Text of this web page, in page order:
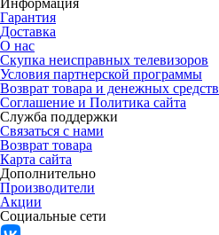
Информация
Гарантия
Доставка
О нас
Скупка неисправных телевизоров
Условия партнерской программы
Возврат товара и денежных средств
Соглашение и Политика сайта
Служба поддержки
Связаться с нами
Возврат товара
Карта сайта
Дополнительно
Производители
Акции
Социальные сети